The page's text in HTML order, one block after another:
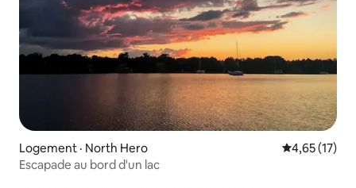
Logement · North Hero Note
4,65 (17)
Escapade au bord d'un lac